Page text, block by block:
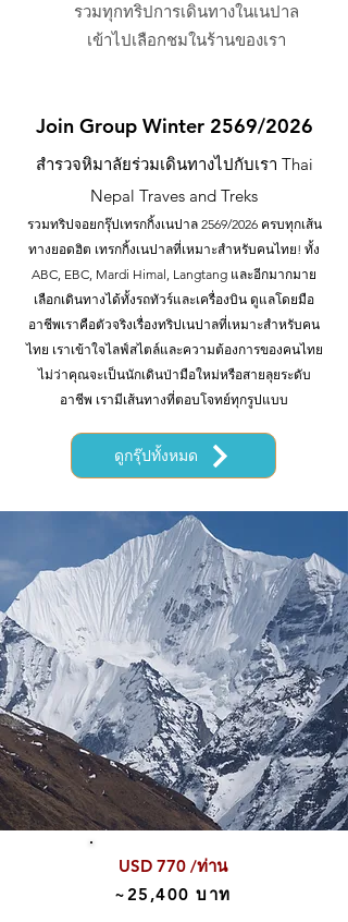
รวมทุกทริปการเดินทางในเนปาล
เข้าไปเลือกชมในร้านของเรา
Join Group Winter 2569/2026
สำรวจหิมาลัยร่วมเดินทางไปกับเรา Thai
Nepal Traves and Treks
รวมทริปจอยกรุ๊ปเทรกกิ้งเนปาล 2569/2026 ครบทุกเส้น
ทางยอดฮิต เทรกกิ้งเนปาลที่เหมาะสำหรับคนไทย! ทั้ง
ABC, EBC, Mardi Himal, Langtang และอีกมากมาย
เลือกเดินทางได้ทั้งรถทัวร์และเครื่องบิน ดูแลโดยมือ
อาชีพเราคือตัวจริงเรื่องทริปเนปาลที่เหมาะสำหรับคน
ไทย เราเข้าใจไลฟ์สไตล์และความต้องการของคนไทย
ไม่ว่าคุณจะเป็นนักเดินป่ามือใหม่หรือสายลุยระดับ
อาชีพ เรามีเส้นทางที่ตอบโจทย์ทุกรูปแบบ
ดูกรุ๊ปทั้งหมด
USD 770 /ท่าน
~25,400 บาท